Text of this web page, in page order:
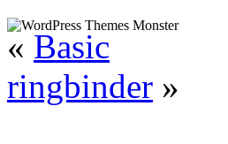
« Basic
ringbinder »